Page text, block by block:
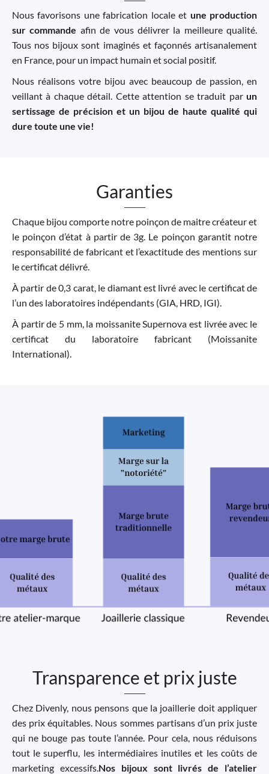
Nous favorisons une fabrication locale et une production
sur commande afin de vous délivrer la meilleure qualité.
Tous nos bijoux sont imaginés et façonnés artisanalement
en France, pour un impact humain et social positif.
Nous réalisons votre bijou avec beaucoup de passion, en
veillant à chaque détail. Cette attention se traduit par un
sertissage de précision et un bijou de haute qualité qui
dure toute une vie!
Garanties
Chaque bijou comporte notre poinçon de maitre créateur et
le poinçon d’état à partir de 3g. Le poinçon garantit notre
responsabilité de fabricant et l’exactitude des mentions sur
le certificat délivré.
À partir de 0,3 carat, le diamant est livré avec le certificat de
l’un des laboratoires indépendants (GIA, HRD, IGI).
À partir de 5 mm, la moissanite Supernova est livrée avec le
certificat du laboratoire fabricant (Moissanite
International).
Transparence et prix juste
Chez Divenly, nous pensons que la joaillerie doit appliquer
des prix équitables. Nous sommes partisans d’un prix juste
qui ne bouge pas toute l’année. Pour cela, nous réduisons
tout le superflu, les intermédiaires inutiles et les coûts de
marketing excessifs. Nos bijoux sont livrés de l’atelier